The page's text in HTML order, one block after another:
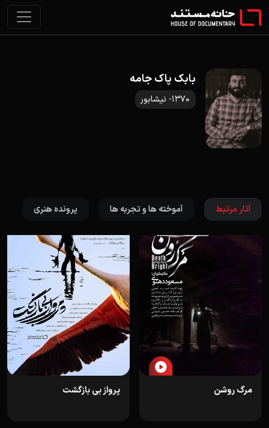
بابک پاک جامه
1370- نیشابور
آثار مرتبط آموخته ها و تجربه ها پرونده هنری
مرگ روشن پرواز بی بازگشت